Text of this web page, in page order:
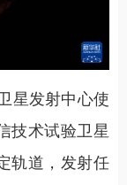
星发射中心使
技术试验卫星
轨道，发射任